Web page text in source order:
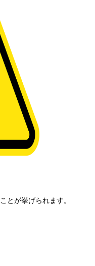
とが挙げられます。